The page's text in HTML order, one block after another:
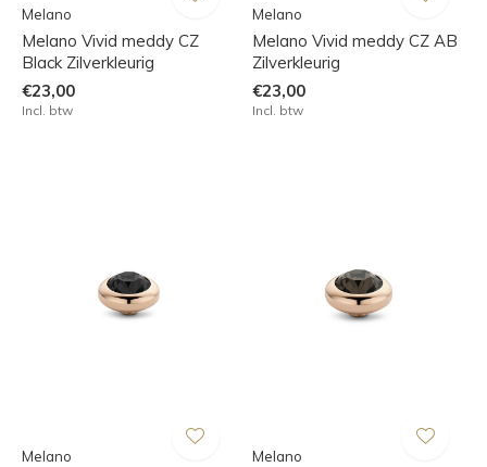
Melano
Melano Vivid meddy CZ
Black Zilverkleurig
€23,00
Incl. btw
Melano
Melano Vivid meddy CZ AB
Zilverkleurig
€23,00
Incl. btw
Melano Melano